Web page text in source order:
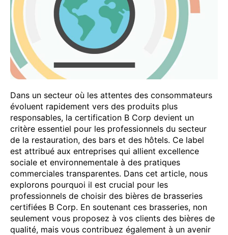
Dans un secteur où les attentes des consommateurs
évoluent rapidement vers des produits plus
responsables, la certification B Corp devient un
critère essentiel pour les professionnels du secteur
de la restauration, des bars et des hôtels. Ce label
est attribué aux entreprises qui allient excellence
sociale et environnementale à des pratiques
commerciales transparentes. Dans cet article, nous
explorons pourquoi il est crucial pour les
professionnels de choisir des bières de brasseries
certifiées B Corp. En soutenant ces brasseries, non
seulement vous proposez à vos clients des bières de
qualité, mais vous contribuez également à un avenir